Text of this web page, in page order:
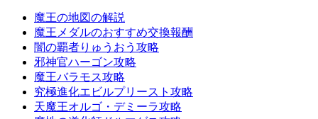
魔王の地図の解説
魔王メダルのおすすめ交換報酬
闇の覇者りゅうおう攻略
邪神官ハーゴン攻略
魔王バラモス攻略
究極進化エビルプリースト攻略
天魔王オルゴ・デミーラ攻略